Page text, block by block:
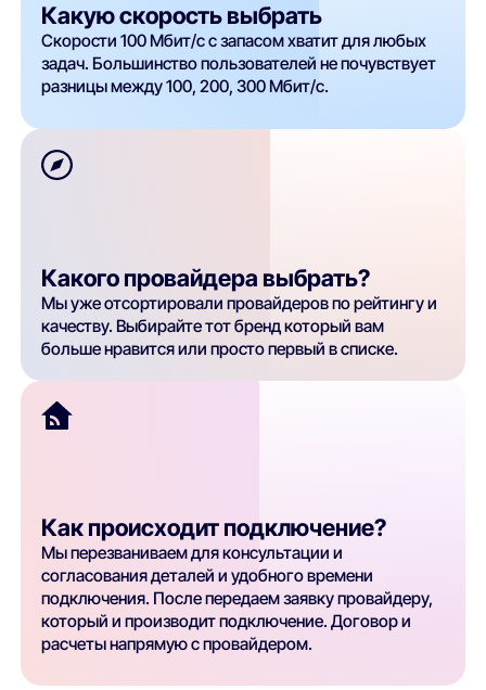
Какую скорость выбрать
Скорости 100 Мбит/с с запасом хватит для любых
задач. Большинство пользователей не почувствует
разницы между 100, 200, 300 Мбит/с.
Какого провайдера выбрать?
Мы уже отсортировали провайдеров по рейтингу и
качеству. Выбирайте тот бренд который вам
больше нравится или просто первый в списке.
Как происходит подключение?
Мы перезваниваем для консультации и
согласования деталей и удобного времени
подключения. После передаем заявку провайдеру,
который и производит подключение. Договор и
расчеты напрямую с провайдером.